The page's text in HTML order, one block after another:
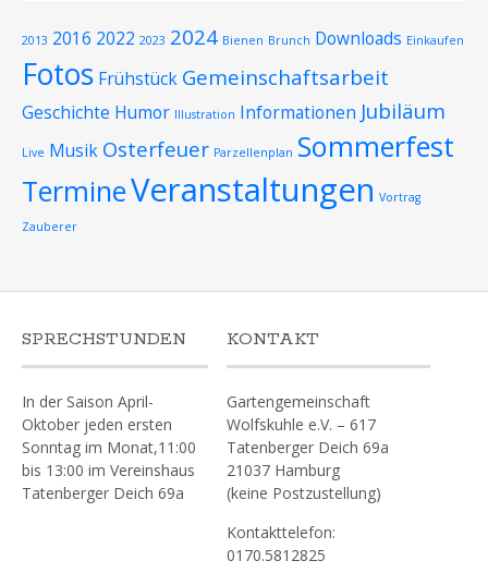
2013 2016 2022 2023 2024 Bienen Brunch Downloads Einkaufen
Fotos Frühstück Gemeinschaftsarbeit
Geschichte Humor Illustration Informationen Jubiläum
Live Musik Osterfeuer Parzellenplan Sommerfest
TermineVeranstaltungen Vortrag
Zauberer
SPRECHSTUNDEN
In der Saison April-
Oktober jeden ersten
Sonntag im Monat,11:00
bis 13:00 im Vereinshaus
Tatenberger Deich 69a
KONTAKT
Gartengemeinschaft
Wolfskuhle e.V. – 617
Tatenberger Deich 69a
21037 Hamburg
(keine Postzustellung)
Kontakttelefon:
0170.5812825